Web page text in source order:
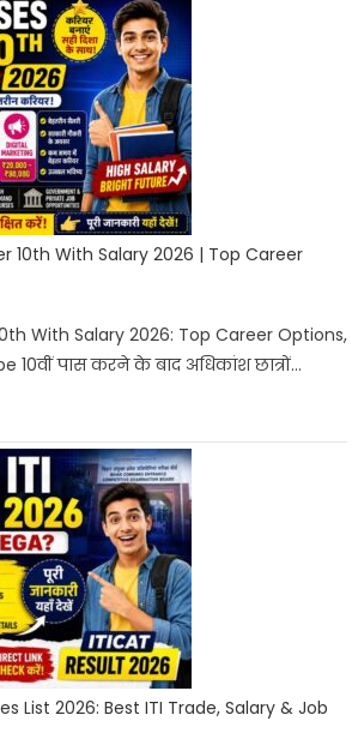
Salary
Courses
After
10th
in
India
2026
Best
Career
10th With Salary 2026 | Top Career
With Salary 2026: Top Career Options,
10वीं पास करने के बाद अधिकांश छात्रों…
List 2026: Best ITI Trade, Salary & Job